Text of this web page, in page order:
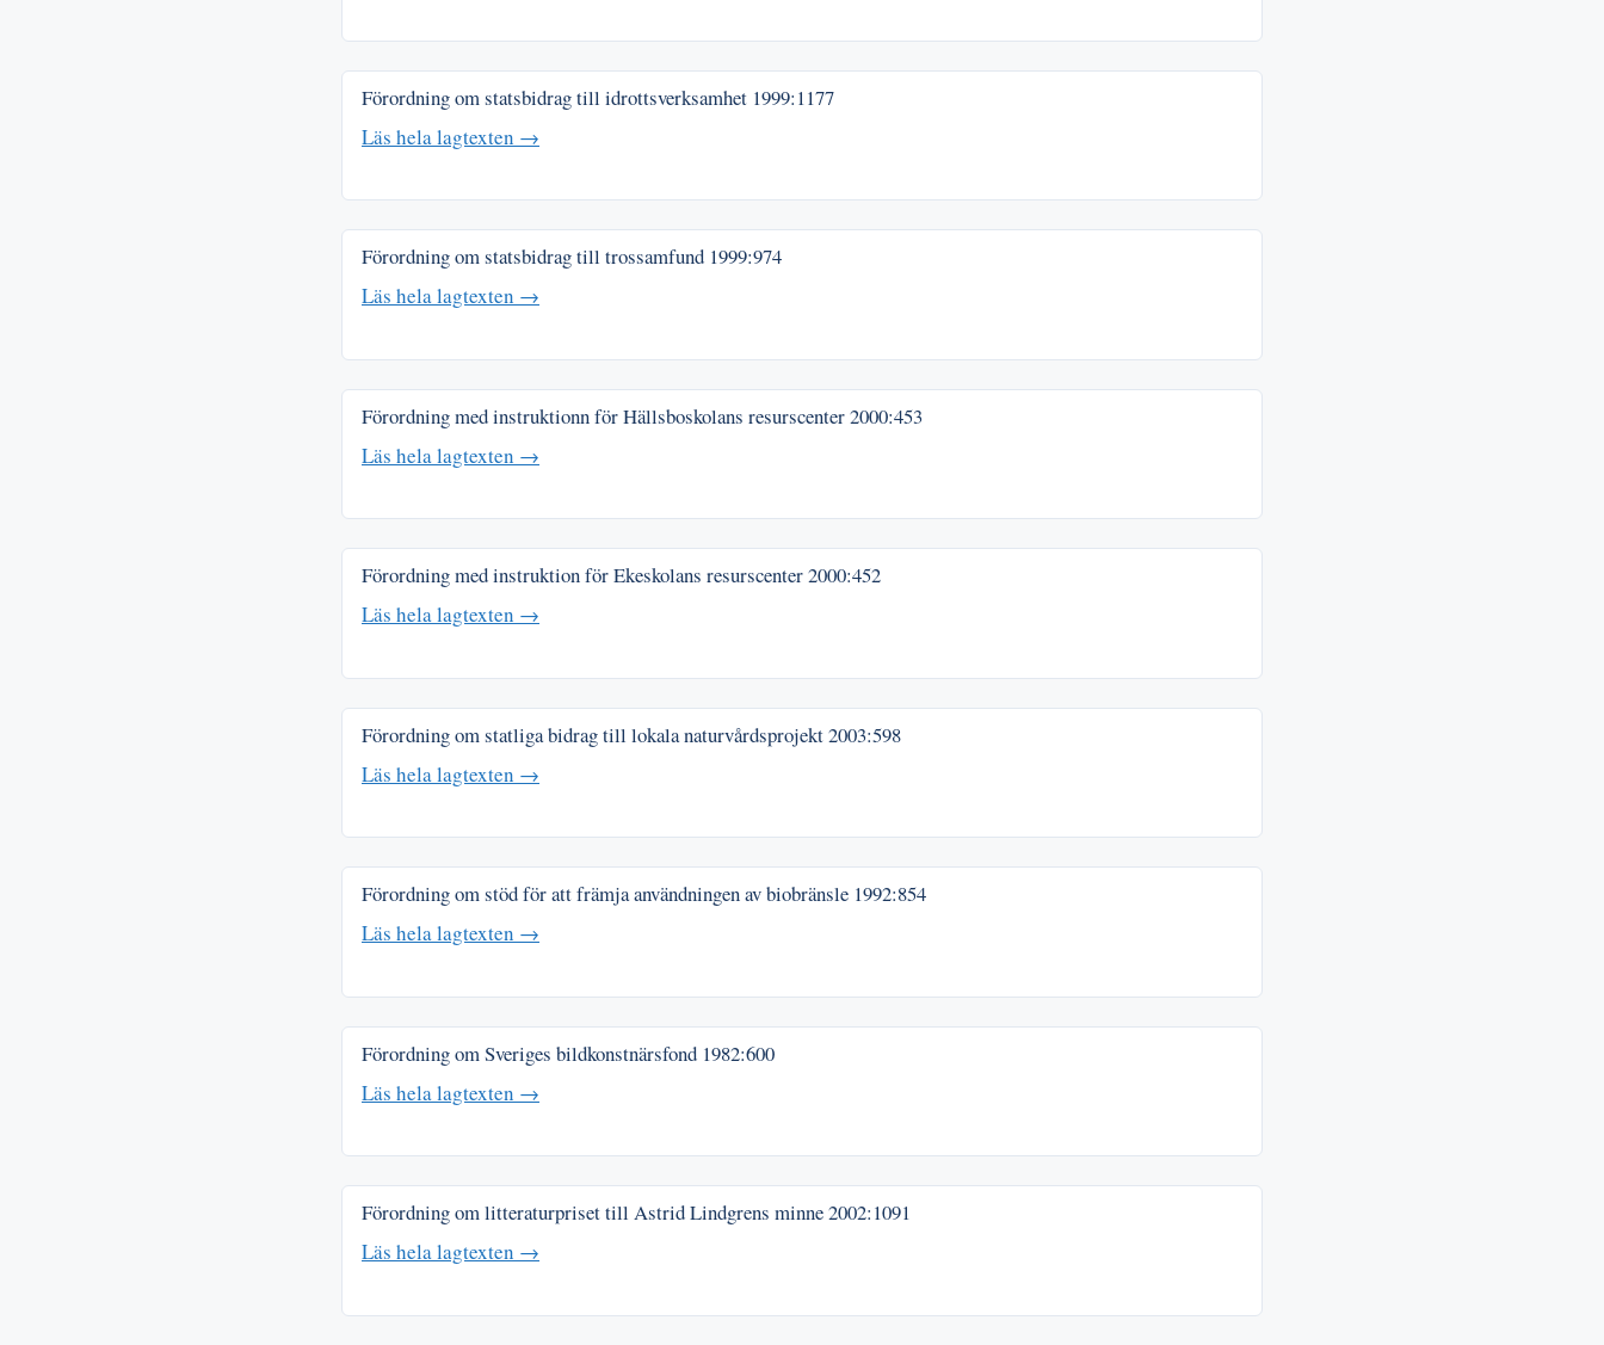
Förordning om statsbidrag till idrottsverksamhet 1999:1177
Läs hela lagtexten →
Förordning om statsbidrag till trossamfund 1999:974
Läs hela lagtexten →
Förordning med instruktionn för Hällsboskolans resurscenter2000:453
Läs hela lagtexten →
Förordning med instruktion för Ekeskolans resurscenter2000:452
Läs hela lagtexten →
Förordning om statliga bidrag till lokala naturvårdsprojekt2003:598
Läs hela lagtexten →
Förordning om stöd för att främja användningen av biobränsle 1992:854
Läs hela lagtexten →
Förordning om Sveriges bildkonstnärsfond 1982:600
Läs hela lagtexten →
Förordning om litteraturpriset till Astrid Lindgrens minne2002:1091
Läs hela lagtexten →